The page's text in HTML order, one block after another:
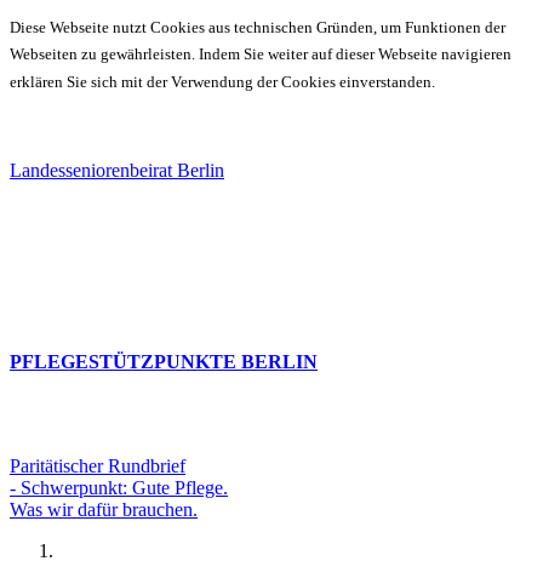
Diese Webseite nutzt Cookies aus technischen Gründen, um Funktionen der
Webseiten zu gewährleisten. Indem Sie weiter auf dieser Webseite navigieren
erklären Sie sich mit der Verwendung der Cookies einverstanden.
Landesseniorenbeirat Berlin
PFLEGESTÜTZPUNKTE BERLIN
Paritätischer Rundbrief
- Schwerpunkt: Gute Pflege.
Was wir dafür brauchen.